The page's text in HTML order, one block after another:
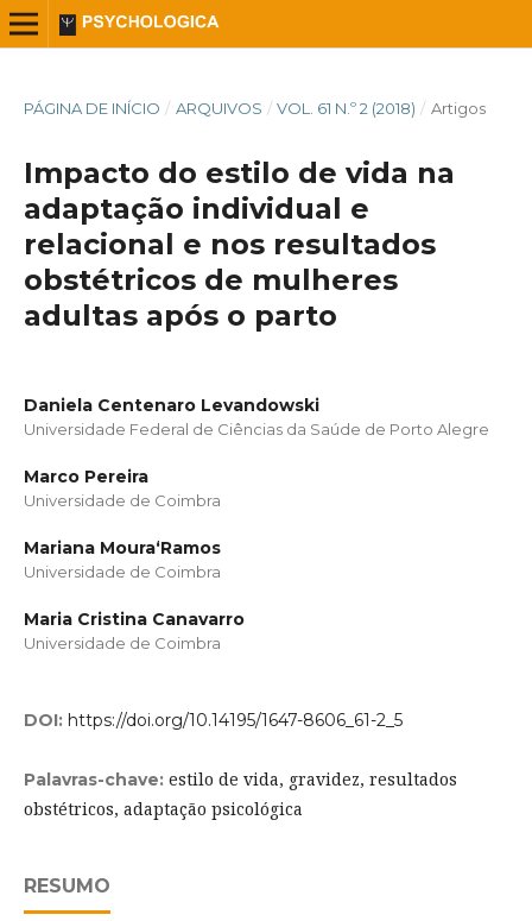
PÁGINA DE INÍCIO / ARQUIVOS / VOL. 61 N.º 2 (2018) / Artigos
Impacto do estilo de vida na
adaptação individual e
relacional e nos resultados
obstétricos de mulheres
adultas após o parto
Daniela Centenaro Levandowski
Universidade Federal de Ciências da Saúde de Porto Alegre
Marco Pereira
Universidade de Coimbra
Mariana Moura­‘Ramos
Universidade de Coimbra
Maria Cristina Canavarro
Universidade de Coimbra
DOI: https://doi.org/10.14195/1647-8606_61-2_5
Palavras-chave: estilo de vida, gravidez, resultados
obstétricos, adaptação psicológica
RESUMO